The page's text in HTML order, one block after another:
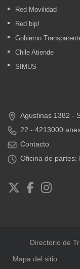
Red Movilidad
Red bip!
Gobierno
Chile Atiende
SIMUS
Agustinas 1382 -
22 - 4213000
Contacto
Oficina de partes:
Directorio de
Mapa del sitio